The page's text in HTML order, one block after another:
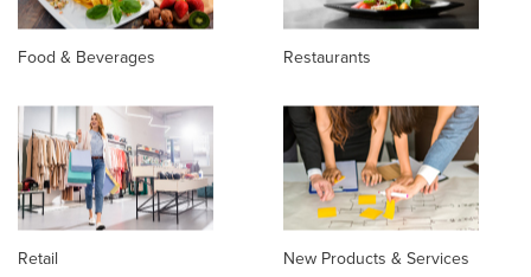
Food & Beverages Restaurants
Retail New Products & Services